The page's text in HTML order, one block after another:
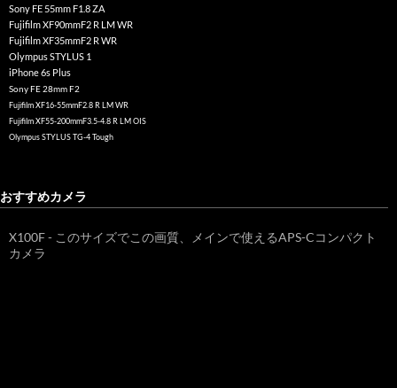
Sony FE 55mm F1.8 ZA
Fujifilm XF90mmF2 R LM WR
Fujifilm XF35mmF2 R WR
Olympus STYLUS 1
iPhone 6s Plus
Sony FE 28mm F2
Fujifilm XF16-55mmF2.8 R LM WR
Fujifilm XF55-200mmF3.5-4.8 R LM OIS
Olympus STYLUS TG-4 Tough
おすすめカメラ
X100F - このサイズでこの画質、メインで使えるAPS-Cコンパクト
カメラ